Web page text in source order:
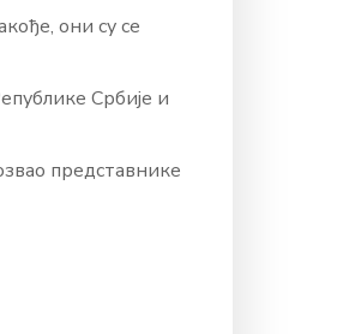
они су се
Србије и
представнике